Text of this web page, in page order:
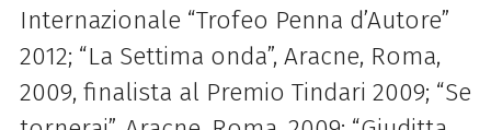
Internazionale “Trofeo Penna d’Autore”
2012; “La Settima onda”, Aracne, Roma,
2009, finalista al Premio Tindari 2009; “Se